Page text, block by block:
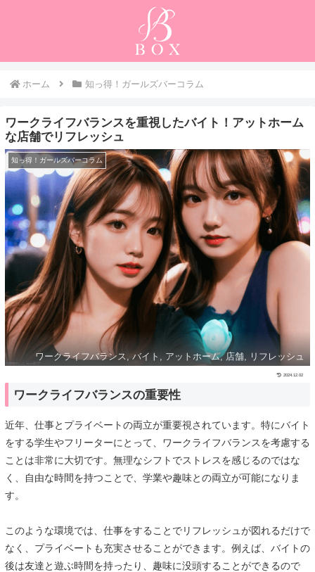
ホーム 知っ得！ガールズバーコラム
ワークライフバランスを重視したバイト！アットホーム
な店舗でリフレッシュ
知っ得！ガールズバーコラム
ワークライフバランス, バイト, アットホーム, 店舗, リフレッシュ
2024.12.02
ワークライフバランスの重要性
近年、仕事とプライベートの両立が重要視されています。特にバイト
をする学生やフリーターにとって、ワークライフバランスを考慮する
ことは非常に大切です。無理なシフトでストレスを感じるのではな
く、自由な時間を持つことで、学業や趣味との両立が可能になりま
す。
このような環境では、仕事をすることでリフレッシュが図れるだけで
なく、プライベートも充実させることができます。例えば、バイトの
後は友達と遊ぶ時間を持ったり、趣味に没頭することができるので